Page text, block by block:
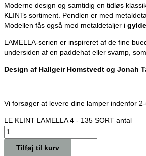
Moderne design og samtidig en tidløs
KLINTs sortiment. Pendlen er med
Modellen fås også med metaldetaljer i
LAMELLA-serien er inspireret af de fine
undersiden af en paddehat eller svamp,
Design af Hallgeir Homstvedt og Jonah
Vi forsøger at levere dine lamper indenfor
LE KLINT LAMELLA 4 - 135 SORT antal
Tilføj til kurv